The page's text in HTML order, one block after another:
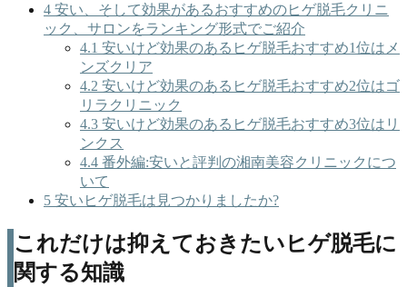
4 安い、そして効果があるおすすめのヒゲ脱毛クリニ
ック、サロンをランキング形式でご紹介
4.1 安いけど効果のあるヒゲ脱毛おすすめ1位はメ
ンズクリア
4.2 安いけど効果のあるヒゲ脱毛おすすめ2位はゴ
リラクリニック
4.3 安いけど効果のあるヒゲ脱毛おすすめ3位はリ
ンクス
4.4 番外編:安いと評判の湘南美容クリニックにつ
いて
5 安いヒゲ脱毛は見つかりましたか?
これだけは抑えておきたいヒゲ脱毛に
関する知識